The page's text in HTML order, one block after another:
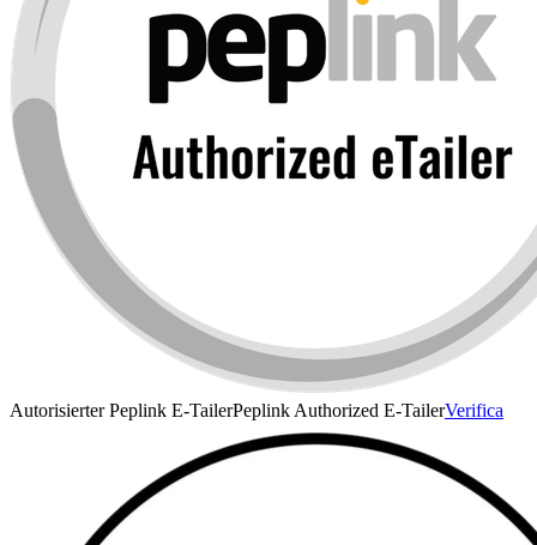
Autorisierter Peplink E-TailerPeplink Authorized E-TailerVerifica